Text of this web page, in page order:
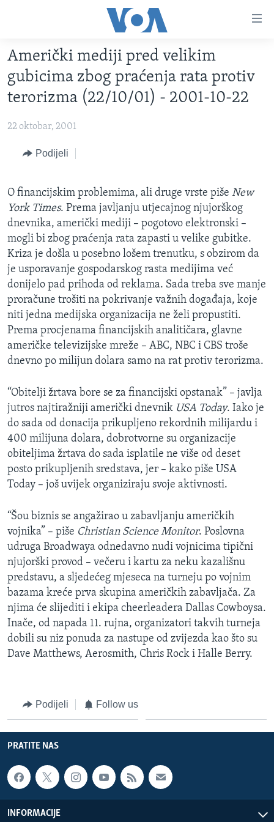
glavni
sadržaj
Pređi
na
glavnu
VIDEO
FOTOGRAFIJE DANA
VIJESTI
SJEDINJENE AMERIČKE DRŽAVE
SVIJET
NAUKA I TEHNOLOGIJA
KORUPCIJA
SLOBODA MEDIJA
ŽENSKA STRANA
IZBJEGLIČKA STRANA
MAGAZIN
O GLASU AMERIKE
Learning English
Jezici
Američki mediji pred velikim
gubicima zbog praćenja rata protiv
terorizma (22/10/01) - 2001-10-22
22 oktobar, 2001
Podijeli
O financijskim problemima, ali druge vrste piše New
York Times. Prema javljanju utjecajnog njujorškog
dnevnika, američki mediji – pogotovo elektronski –
mogli bi zbog praćenja rata zapasti u velike gubitke.
Kriza je došla u posebno lošem trenutku, s obzirom da
je usporavanje gospodarskog rasta medijima već
donijelo pad prihoda od reklama. Sada treba sve manje
proračune trošiti na pokrivanje važnih događaja, koje
niti jedna medijska organizacija ne želi propustiti.
Prema procjenama financijskih analitičara, glavne
američke televizijske mreže – ABC, NBC i CBS troše
dnevno po milijun dolara samo na rat protiv terorizma.
“Obitelji žrtava bore se za financijski opstanak” – javlja
jutros najtiražniji američki dnevnik USA Today. Iako je
do sada od donacija prikupljeno rekordnih milijardu i
400 milijuna dolara, dobrotvorne su organizacije
obiteljima žrtava do sada isplatile ne više od deset
posto prikupljenih sredstava, jer – kako piše USA
Today – još uvijek organiziraju svoje aktivnosti.
“Šou biznis se angažirao u zabavljanju američkih
vojnika” – piše Christian Science Monitor. Poslovna
udruga Broadwaya odnedavno nudi vojnicima tipični
njujorški provod – večeru i kartu za neku kazališnu
predstavu, a sljedećeg mjeseca na turneju po vojnim
bazama kreće prva skupina američkih zabavljača. Za
njima će slijediti i ekipa cheerleadera Dallas Cowboysa.
Inače, od napada 11. rujna, organizatori takvih turneja
dobili su niz ponuda za nastupe od zvijezda kao što su
Dave Matthews, Aerosmith, Chris Rock i Halle Berry.
Podijeli Follow us
PRATITE NAS
INFORMACIJE